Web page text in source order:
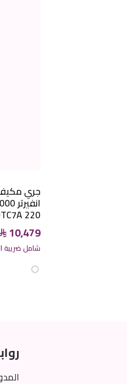
جري
220 GVC60APXL-S6DTC7A
10,479
شامل ضريبة